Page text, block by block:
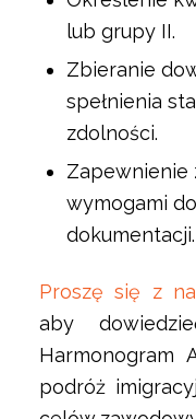
lub grupy II.
Zbieranie
spełnienia
zdolności.
Zapewnienie
wymogami
dokumentacji.
Proszę się z
aby
Harmonogram
podróż